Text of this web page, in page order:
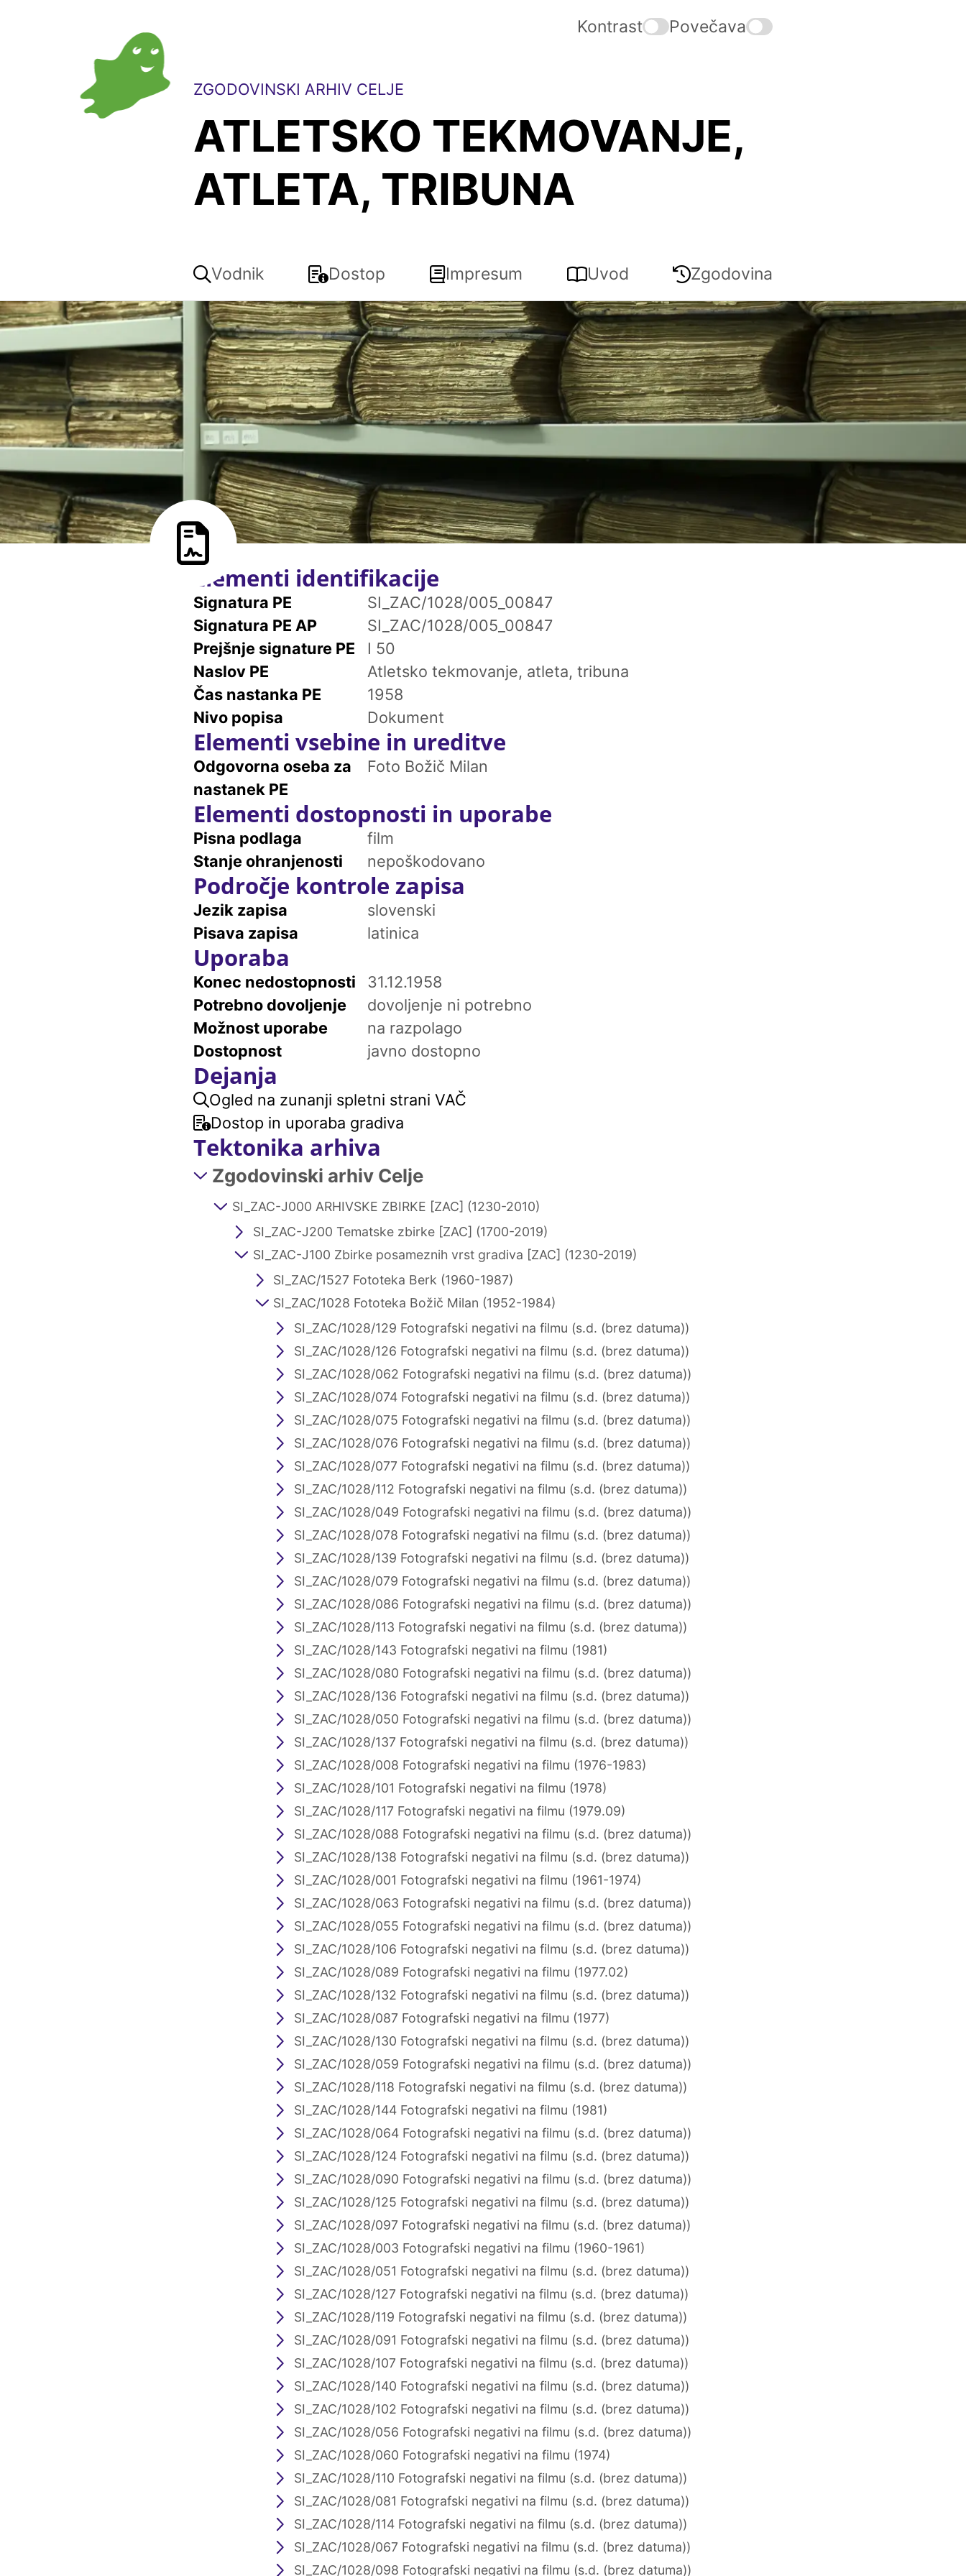
Kontrast Povečava
ZGODOVINSKI ARHIV CELJE
ATLETSKO TEKMOVANJE,
ATLETA, TRIBUNA
Vodnik Dostop Impresum Uvod Zgodovina
Elementi identifikacije
Signatura PE
SI_ZAC/1028/005_00847
Signatura PE AP
SI_ZAC/1028/005_00847
Prejšnje signature PE
I 50
Naslov PE
Atletsko tekmovanje, atleta, tribuna
Čas nastanka PE
1958
Nivo popisa
Dokument
Elementi vsebine in ureditve
Odgovorna oseba za
nastanek PE
Foto Božič Milan
Elementi dostopnosti in uporabe
Pisna podlaga
film
Stanje ohranjenosti
nepoškodovano
Področje kontrole zapisa
Jezik zapisa
slovenski
Pisava zapisa
latinica
Uporaba
Konec nedostopnosti
31.12.1958
Potrebno dovoljenje
dovoljenje ni potrebno
Možnost uporabe
na razpolago
Dostopnost
javno dostopno
Dejanja
Ogled na zunanji spletni strani VAČ
Dostop in uporaba gradiva
Tektonika arhiva
Zgodovinski arhiv Celje
SI_ZAC-J000 ARHIVSKE ZBIRKE [ZAC] (1230-2010)
SI_ZAC-J200 Tematske zbirke [ZAC] (1700-2019)
SI_ZAC-J100 Zbirke posameznih vrst gradiva [ZAC] (1230-2019)
SI_ZAC/1527 Fototeka Berk (1960-1987)
SI_ZAC/1028 Fototeka Božič Milan (1952-1984)
SI_ZAC/1028/129 Fotografski negativi na filmu (s.d. (brez datuma))
SI_ZAC/1028/126 Fotografski negativi na filmu (s.d. (brez datuma))
SI_ZAC/1028/062 Fotografski negativi na filmu (s.d. (brez datuma))
SI_ZAC/1028/074 Fotografski negativi na filmu (s.d. (brez datuma))
SI_ZAC/1028/075 Fotografski negativi na filmu (s.d. (brez datuma))
SI_ZAC/1028/076 Fotografski negativi na filmu (s.d. (brez datuma))
SI_ZAC/1028/077 Fotografski negativi na filmu (s.d. (brez datuma))
SI_ZAC/1028/112 Fotografski negativi na filmu (s.d. (brez datuma))
SI_ZAC/1028/049 Fotografski negativi na filmu (s.d. (brez datuma))
SI_ZAC/1028/078 Fotografski negativi na filmu (s.d. (brez datuma))
SI_ZAC/1028/139 Fotografski negativi na filmu (s.d. (brez datuma))
SI_ZAC/1028/079 Fotografski negativi na filmu (s.d. (brez datuma))
SI_ZAC/1028/086 Fotografski negativi na filmu (s.d. (brez datuma))
SI_ZAC/1028/113 Fotografski negativi na filmu (s.d. (brez datuma))
SI_ZAC/1028/143 Fotografski negativi na filmu (1981)
SI_ZAC/1028/080 Fotografski negativi na filmu (s.d. (brez datuma))
SI_ZAC/1028/136 Fotografski negativi na filmu (s.d. (brez datuma))
SI_ZAC/1028/050 Fotografski negativi na filmu (s.d. (brez datuma))
SI_ZAC/1028/137 Fotografski negativi na filmu (s.d. (brez datuma))
SI_ZAC/1028/008 Fotografski negativi na filmu (1976-1983)
SI_ZAC/1028/101 Fotografski negativi na filmu (1978)
SI_ZAC/1028/117 Fotografski negativi na filmu (1979.09)
SI_ZAC/1028/088 Fotografski negativi na filmu (s.d. (brez datuma))
SI_ZAC/1028/138 Fotografski negativi na filmu (s.d. (brez datuma))
SI_ZAC/1028/001 Fotografski negativi na filmu (1961-1974)
SI_ZAC/1028/063 Fotografski negativi na filmu (s.d. (brez datuma))
SI_ZAC/1028/055 Fotografski negativi na filmu (s.d. (brez datuma))
SI_ZAC/1028/106 Fotografski negativi na filmu (s.d. (brez datuma))
SI_ZAC/1028/089 Fotografski negativi na filmu (1977.02)
SI_ZAC/1028/132 Fotografski negativi na filmu (s.d. (brez datuma))
SI_ZAC/1028/087 Fotografski negativi na filmu (1977)
SI_ZAC/1028/130 Fotografski negativi na filmu (s.d. (brez datuma))
SI_ZAC/1028/059 Fotografski negativi na filmu (s.d. (brez datuma))
SI_ZAC/1028/118 Fotografski negativi na filmu (s.d. (brez datuma))
SI_ZAC/1028/144 Fotografski negativi na filmu (1981)
SI_ZAC/1028/064 Fotografski negativi na filmu (s.d. (brez datuma))
SI_ZAC/1028/124 Fotografski negativi na filmu (s.d. (brez datuma))
SI_ZAC/1028/090 Fotografski negativi na filmu (s.d. (brez datuma))
SI_ZAC/1028/125 Fotografski negativi na filmu (s.d. (brez datuma))
SI_ZAC/1028/097 Fotografski negativi na filmu (s.d. (brez datuma))
SI_ZAC/1028/003 Fotografski negativi na filmu (1960-1961)
SI_ZAC/1028/051 Fotografski negativi na filmu (s.d. (brez datuma))
SI_ZAC/1028/127 Fotografski negativi na filmu (s.d. (brez datuma))
SI_ZAC/1028/119 Fotografski negativi na filmu (s.d. (brez datuma))
SI_ZAC/1028/091 Fotografski negativi na filmu (s.d. (brez datuma))
SI_ZAC/1028/107 Fotografski negativi na filmu (s.d. (brez datuma))
SI_ZAC/1028/140 Fotografski negativi na filmu (s.d. (brez datuma))
SI_ZAC/1028/102 Fotografski negativi na filmu (s.d. (brez datuma))
SI_ZAC/1028/056 Fotografski negativi na filmu (s.d. (brez datuma))
SI_ZAC/1028/060 Fotografski negativi na filmu (1974)
SI_ZAC/1028/110 Fotografski negativi na filmu (s.d. (brez datuma))
SI_ZAC/1028/081 Fotografski negativi na filmu (s.d. (brez datuma))
SI_ZAC/1028/114 Fotografski negativi na filmu (s.d. (brez datuma))
SI_ZAC/1028/067 Fotografski negativi na filmu (s.d. (brez datuma))
SI_ZAC/1028/098 Fotografski negativi na filmu (s.d. (brez datuma))